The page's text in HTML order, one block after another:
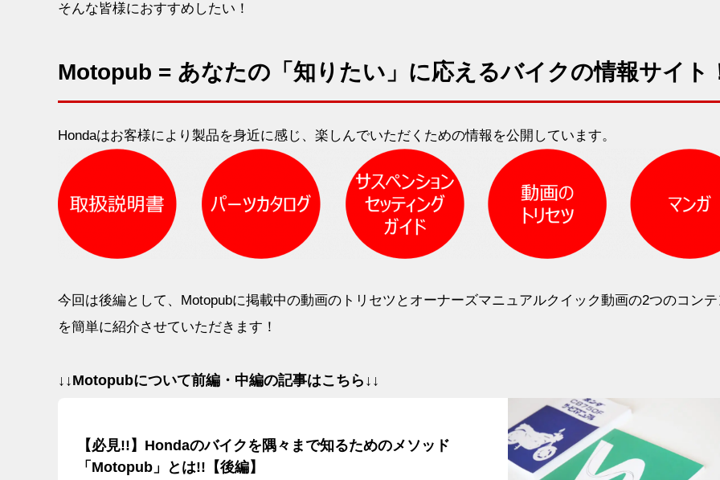
そんな皆様におすすめしたい！
Motopub = あなたの「知りたい」に応えるバイクの情報サイト
Hondaはお客様により製品を身近に感じ、楽しんでいただくための情報を公開しています。
今回は後編として、Motopubに掲載中の動画のトリセツとオーナーズマニュアルクイック動画の2つのコン
を簡単に紹介させていただきます！
↓↓Motopubについて前編・中編の記事はこちら↓↓
【必見!!】Hondaのバイクを隅々まで知るためのメソッド
「Motopub」とは!!【後編】